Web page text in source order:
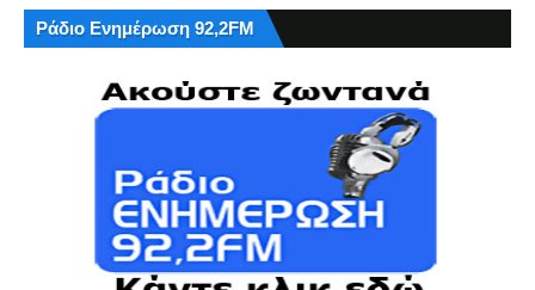
Ράδιο Ενημέρωση 92,2FM